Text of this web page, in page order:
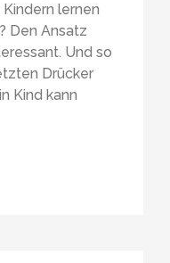
lernen
Den Ansatz
Und so
Drücker
Kind kann